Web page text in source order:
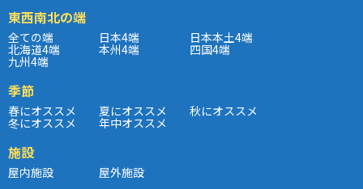
東西南北の端
全ての端 日本4端 日本本土4端
北海道4端 本州4端 四国4端
九州4端
季節
春にオススメ 夏にオススメ 秋にオススメ
冬にオススメ 年中オススメ
施設
屋内施設 屋外施設